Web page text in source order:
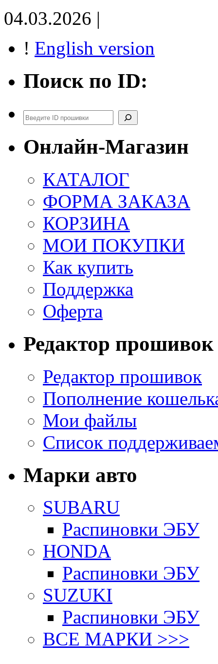
04.03.2026 |
! English version
Поиск по ID:
Поиск
Онлайн-Магазин
КАТАЛОГ
ФОРМА ЗАКАЗА
КОРЗИНА
МОИ ПОКУПКИ
Как купить
Поддержка
Оферта
Редактор прошивок
Редактор прошивок
Пополнение
Мои файлы
Список
Марки авто
SUBARU
Распиновки ЭБУ
HONDA
Распиновки ЭБУ
SUZUKI
Распиновки ЭБУ
ВСЕ МАРКИ >>>